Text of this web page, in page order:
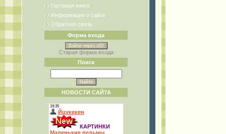
Гостевая книга
Информация о сайте
Обратная связь
Форма входа
Войти через uID
Старая форма входа
Поиск
НОВОСТИ САЙТА